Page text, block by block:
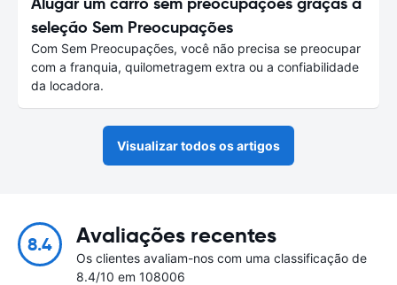
seleção Sem Preocupações
Com Sem Preocupações, você não precisa se preocupar
com a franquia, quilometragem extra ou a confiabilidade
da locadora.
Visualizar todos os artigos
8.4 Avaliações recentes
Os clientes avaliam-nos com uma classificação de
8.4/10 em 108006